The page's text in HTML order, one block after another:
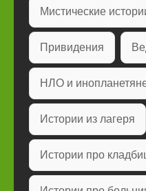
Мистические
Привидения
НЛО и
Истории из лагеря
Истории про